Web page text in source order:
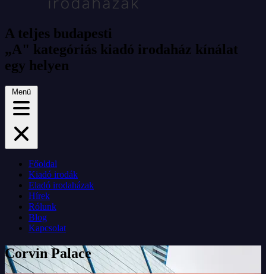
A teljes budapesti
„A" kategóriás kiadó irodaház kínálat
egy helyen
Menü
Főoldal
Kiadó irodák
Eladó irodaházak
Hírek
Rólunk
Blog
Kapcsolat
Corvin Palace